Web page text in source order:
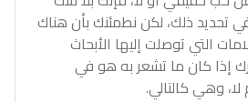
تحديد ذلك، لكن نطمئنك بأن هناك
التي توصلت إليها الأبحاث
إذا كان ما تشعر به هو في
وهي كالتالي.